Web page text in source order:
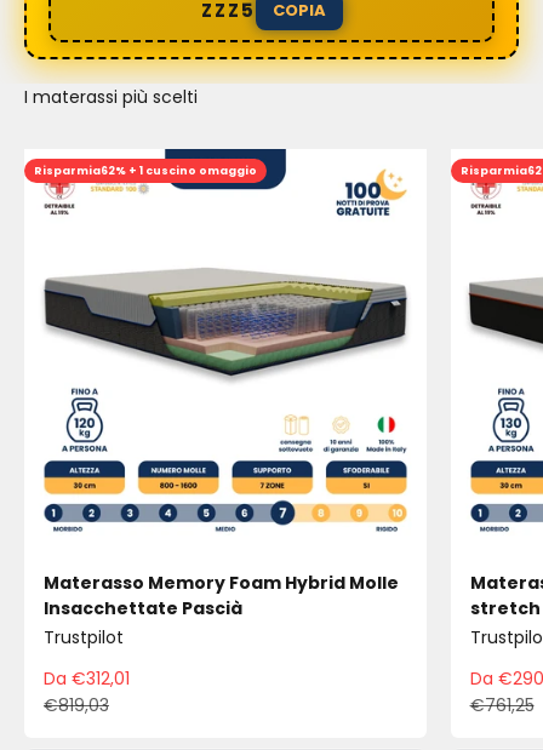
ZZZ5 COPIA
I materassi più scelti
Risparmia62% + 1 cuscino omaggio
Materasso Memory Foam Hybrid Molle
Insacchettate Pascià
Trustpilot
Prezzo scontato
Da €312,01
Prezzo
€819,03
Risparmia
stretch
Da
€761,25